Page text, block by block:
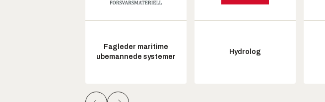
Fagleder maritime
ubemannede systemer
Hydrolog